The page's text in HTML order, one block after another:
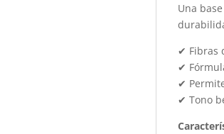
Una
✔ Fibras
✔
✔
✔ Tono